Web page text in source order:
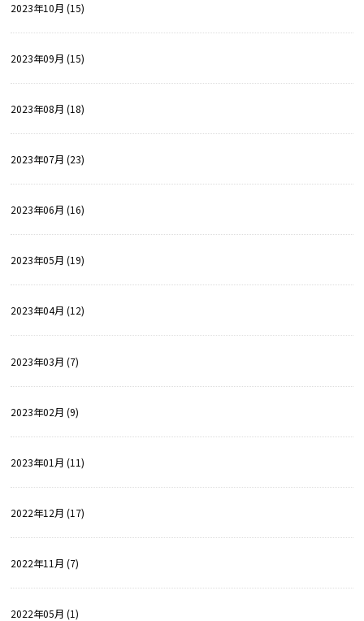
2023年10月 (15)
2023年09月 (15)
2023年08月 (18)
2023年07月 (23)
2023年06月 (16)
2023年05月 (19)
2023年04月 (12)
2023年03月 (7)
2023年02月 (9)
2023年01月 (11)
2022年12月 (17)
2022年11月 (7)
2022年05月 (1)